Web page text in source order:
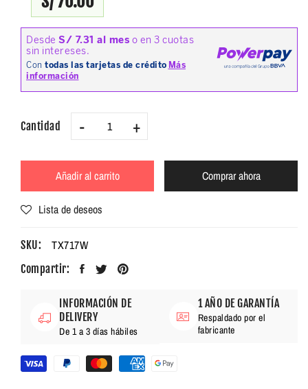
Cantidad - +
Añadir al carrito Comprar ahora
Lista de deseos
SKU: TX717W
Compartir:
INFORMACIÓN DE
DELIVERY
De 1 a 3 días hábiles
1 AÑO DE GARANTÍA
Respaldado por el
fabricante